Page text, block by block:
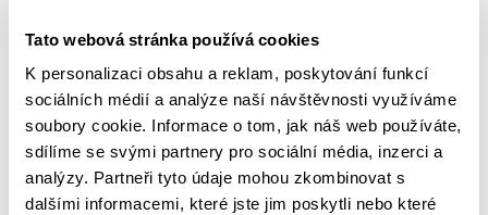
Tato webová stránka používá cookies
K personalizaci obsahu a reklam, poskytování funkcí
sociálních médií a analýze naší návštěvnosti využíváme
soubory cookie. Informace o tom, jak náš web používáte,
sdílíme se svými partnery pro sociální média, inzerci a
analýzy. Partneři tyto údaje mohou zkombinovat s
dalšími informacemi, které jste jim poskytli nebo které
Město
PSČ
Stát